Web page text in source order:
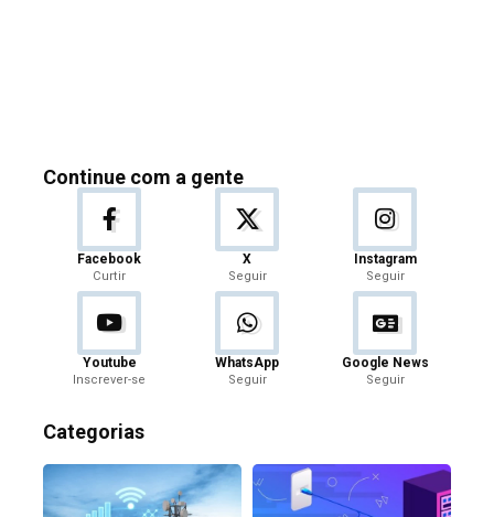
Continue com a gente
Facebook
Curtir
X
Seguir
Instagram
Seguir
Youtube
Inscrever-se
WhatsApp
Seguir
Google News
Seguir
Categorias